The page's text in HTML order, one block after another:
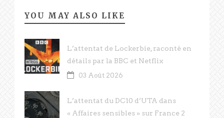
YOU MAY ALSO LIKE
L’attentat de Lockerbie, raconté en
détails par la BBC et Netflix
03 Août 2026
L’attentat du DC10 d’UTA dans
« Affaires sensibles » sur France 2